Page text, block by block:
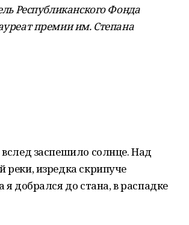
Республиканского Фонда
премии им. Степана
заспешило солнце. Над
реки, изредка скрипуче
добрался до стана, в распадке